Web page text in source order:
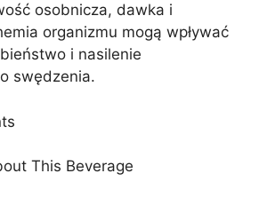
osobnicza, dawka i
organizmu mogą wpływać
i nasilenie
swędzenia.
This Beverage